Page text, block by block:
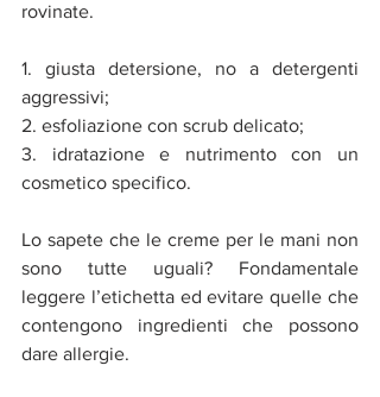
rovinate.
1. giusta detersione, no a detergenti
aggressivi;
2. esfoliazione con scrub delicato;
3. idratazione e nutrimento con un
cosmetico specifico.
Lo sapete che le creme per le mani non
sono tutte uguali? Fondamentale
leggere l’etichetta ed evitare quelle che
contengono ingredienti che possono
dare allergie.